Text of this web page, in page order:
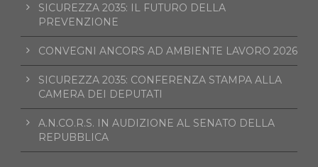
SICUREZZA 2035: IL FUTURO DELLA
PREVENZIONE
CONVEGNI ANCORS AD AMBIENTE LAVORO 2026
SICUREZZA 2035: CONFERENZA STAMPA ALLA
CAMERA DEI DEPUTATI
A.N.CO.R.S. IN AUDIZIONE AL SENATO DELLA
REPUBBLICA